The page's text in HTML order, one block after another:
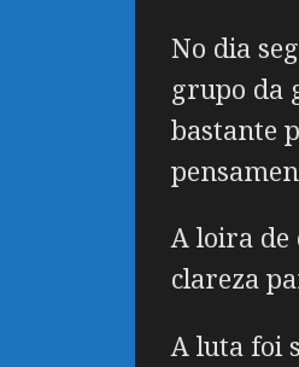
No dia
grupo da
bastante
A loira de
clareza
A luta foi